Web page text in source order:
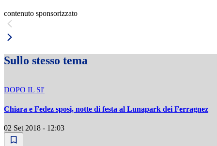
contenuto sponsorizzato
Sullo stesso tema
DOPO IL SI'
Chiara e Fedez sposi, notte di festa al Lunapark dei Ferragnez
02 Set 2018 - 12:03